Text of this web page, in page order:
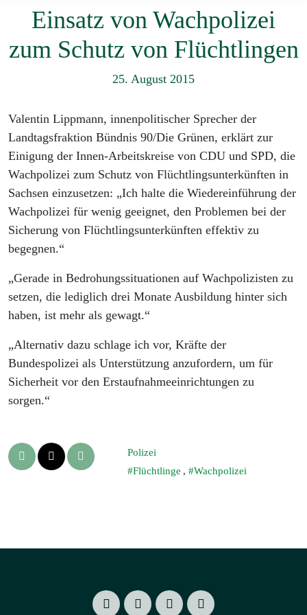
Einsatz von Wachpolizei
zum Schutz von Flüchtlingen
25. August 2015
Valentin Lippmann, innenpolitischer Sprecher der
Landtagsfraktion Bündnis 90/Die Grünen, erklärt zur
Einigung der Innen-Arbeitskreise von CDU und SPD, die
Wachpolizei zum Schutz von Flüchtlingsunterkünften in
Sachsen einzusetzen: „Ich halte die Wiedereinführung der
Wachpolizei für wenig geeignet, den Problemen bei der
Sicherung von Flüchtlingsunterkünften effektiv zu
begegnen.“
„Gerade in Bedrohungssituationen auf Wachpolizisten zu
setzen, die lediglich drei Monate Ausbildung hinter sich
haben, ist mehr als gewagt.“
„Alternativ dazu schlage ich vor, Kräfte der
Bundespolizei als Unterstützung anzufordern, um für
Sicherheit vor den Erstaufnahmeeinrichtungen zu
sorgen.“
Polizei
Flüchtlinge , Wachpolizei